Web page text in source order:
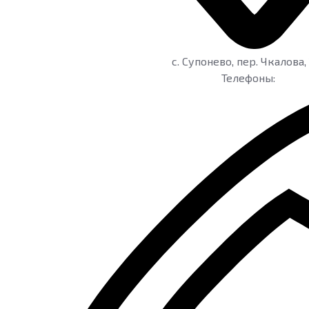
c. Супонево пер. Чкалова,
Телефоны: